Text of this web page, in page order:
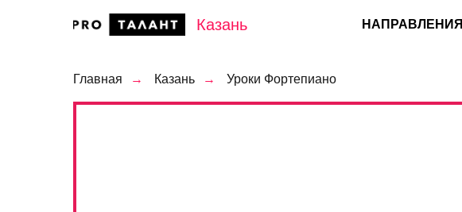
Казань НАПРАВЛЕНИЯ
Главная → Казань → Уроки Фортепиано